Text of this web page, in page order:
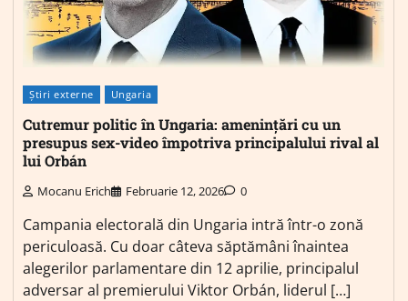
Știri externe Ungaria
Cutremur politic în Ungaria: amenințări cu un
presupus sex-video împotriva principalului rival al
lui Orbán
Mocanu Erich Februarie 12, 2026 0
Campania electorală din Ungaria intră într-o zonă
periculoasă. Cu doar câteva săptămâni înaintea
alegerilor parlamentare din 12 aprilie, principalul
adversar al premierului Viktor Orbán, liderul […]